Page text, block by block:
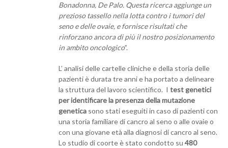
Bonadonna, De Palo. Questa ricerca aggiunge un
prezioso tassello nella lotta contro i tumori del
seno e delle ovaie, e fornisce risultati che
rinforzano ancora di più il nostro posizionamento
in ambito oncologico”.
L’ analisi delle cartelle cliniche e della storia delle
pazienti è durata tre anni e ha portato a delineare
la struttura del lavoro scientifico. I test genetici
per identificare la presenza della mutazione
genetica sono stati eseguiti in caso di pazienti con
una storia familiare di cancro al seno o alle ovaie o
con una giovane età alla diagnosi di cancro al seno.
Lo studio di coorte è stato condotto su 480